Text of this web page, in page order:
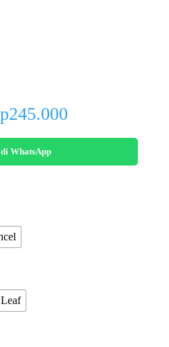
245.000Price
through
di WhatsApp